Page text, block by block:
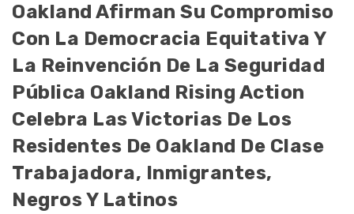
Oakland Afirman Su Compromiso
Con La Democracia Equitativa Y
La Reinvención De La Seguridad
Pública Oakland Rising Action
Celebra Las Victorias De Los
Residentes De Oakland De Clase
Trabajadora, Inmigrantes,
Negros Y Latinos